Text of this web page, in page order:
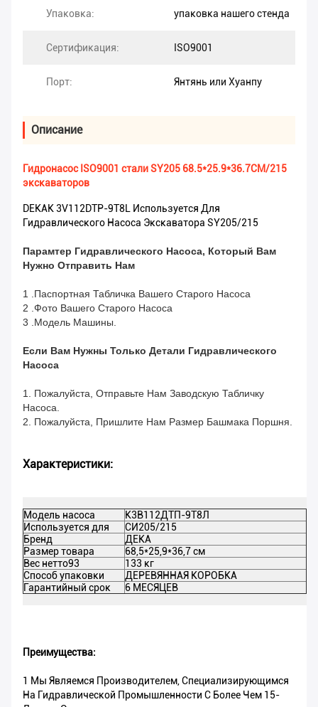
Упаковка: упаковка нашего стенда
Сертификация: ISO9001
Порт: Янтянь или Хуанпу
Описание
Гидронасос ISO9001 стали SY205 68.5*25.9*36.7CM/215
экскаваторов
DEKAK 3V112DTP-9T8L Используется Для
Гидравлического Насоса Экскаватора SY205/215
Парамтер Гидравлического Насоса, Который Вам
Нужно Отправить Нам
1 .Паспортная Табличка Вашего Старого Насоса
2 .Фото Вашего Старого Насоса
3 .Модель Машины.
Если Вам Нужны Только Детали Гидравлического
Насоса
1. Пожалуйста, Отправьте Нам Заводскую Табличку
Насоса.
2. Пожалуйста, Пришлите Нам Размер Башмака Поршня.
Характеристики:
Модель насоса
К3В112ДТП-9Т8Л
Используется для
СИ205/215
Бренд
ДЕКА
Размер товара
68,5*25,9*36,7 см
Вес нетто93
133 кг
Способ упаковки
ДЕРЕВЯННАЯ КОРОБКА
Гарантийный срок
6 МЕСЯЦЕВ
Преимущества:
1 Мы Являемся Производителем, Специализирующимся
На Гидравлической Промышленности С Более Чем 15-